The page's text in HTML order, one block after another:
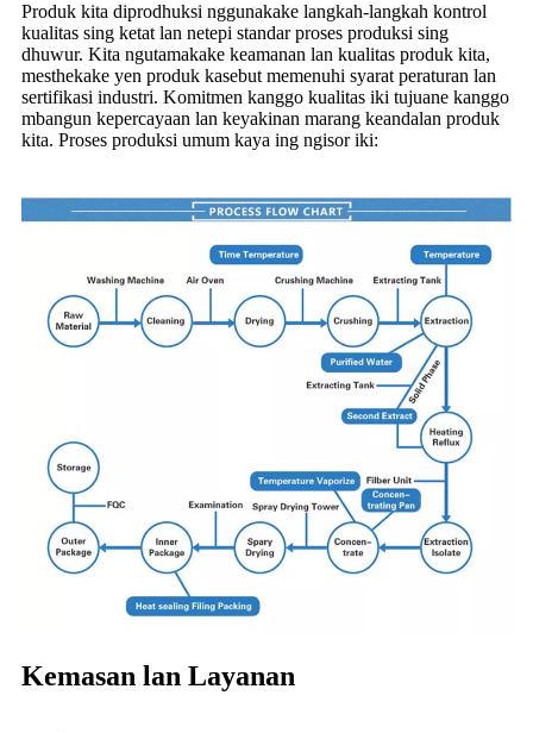
Produk kita diprodhuksi nggunakake langkah-langkah kontrol
kualitas sing ketat lan netepi standar proses produksi sing
dhuwur. Kita ngutamakake keamanan lan kualitas produk kita,
mesthekake yen produk kasebut memenuhi syarat peraturan lan
sertifikasi industri. Komitmen kanggo kualitas iki tujuane kanggo
mbangun kepercayaan lan keyakinan marang keandalan produk
kita. Proses produksi umum kaya ing ngisor iki:
Kemasan lan Layanan